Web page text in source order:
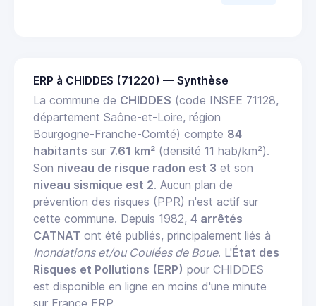
ERP à CHIDDES (71220) — Synthèse
La commune de CHIDDES (code INSEE 71128,
département Saône-et-Loire, région
Bourgogne-Franche-Comté) compte 84
habitants sur 7.61 km² (densité 11 hab/km²).
Son niveau de risque radon est 3 et son
niveau sismique est 2. Aucun plan de
prévention des risques (PPR) n'est actif sur
cette commune. Depuis 1982, 4 arrêtés
CATNAT ont été publiés, principalement liés à
Inondations et/ou Coulées de Boue. L'État des
Risques et Pollutions (ERP) pour CHIDDES
est disponible en ligne en moins d'une minute
sur France ERP.